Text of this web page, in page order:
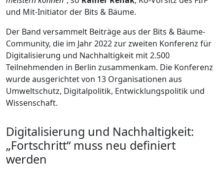
und Mit-Initiator der Bits & Bäume.
Der Band versammelt Beiträge aus der Bits & Bäume-
Community, die im Jahr 2022 zur zweiten Konferenz für
Digitalisierung und Nachhaltigkeit mit 2.500
Teilnehmenden in Berlin zusammenkam. Die Konferenz
wurde ausgerichtet von 13 Organisationen aus
Umweltschutz, Digitalpolitik, Entwicklungspolitik und
Wissenschaft.
Digitalisierung und Nachhaltigkeit:
„Fortschritt“ muss neu definiert
werden